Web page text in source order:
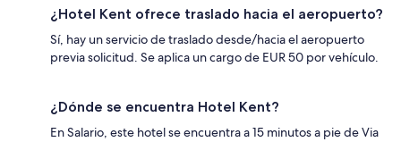
¿Hotel Kent ofrece traslado hacia el aeropuerto?
Sí, hay un servicio de traslado desde/hacia el aeropuerto
previa solicitud. Se aplica un cargo de EUR 50 por vehículo.
¿Dónde se encuentra Hotel Kent?
En Salario, este hotel se encuentra a 15 minutos a pie de Via